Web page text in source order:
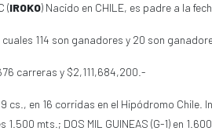
(IROKO) Nacido en CHILE, es padre a la
114 son ganadores y 20 son
carreras y $2,111,684,200.-
cs., en 16 corridas en el Hipódromo Chile.
mts.; DOS MIL GUINEAS (G-1) en